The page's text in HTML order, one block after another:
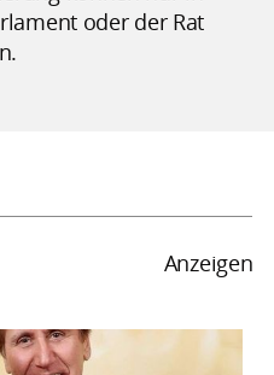
oder der Rat
Anzeigen